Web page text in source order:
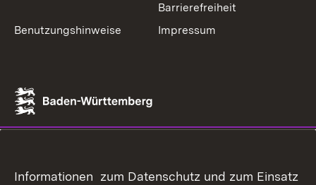
Barrierefreiheit
Benutzungshinweise
Impressum
Informationen zum Datenschutz und zum Einsatz